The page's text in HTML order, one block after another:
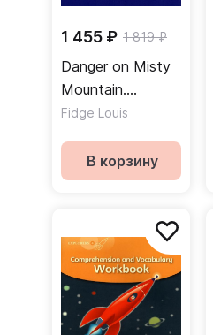
1 455 ₽ 1 819 ₽
Danger on Misty
Mountain.
Workbook
Fidge Louis
В корзину